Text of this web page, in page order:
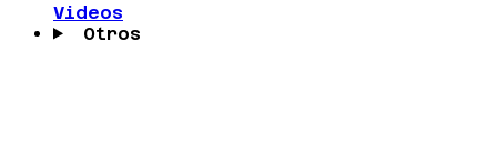
Videos
Otros